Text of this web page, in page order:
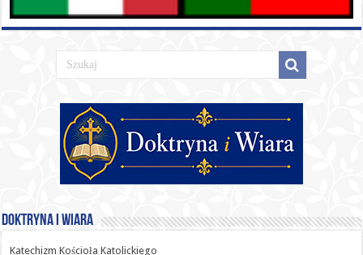
Doktryna i Wiara
Katechizm Kościoła Katolickiego